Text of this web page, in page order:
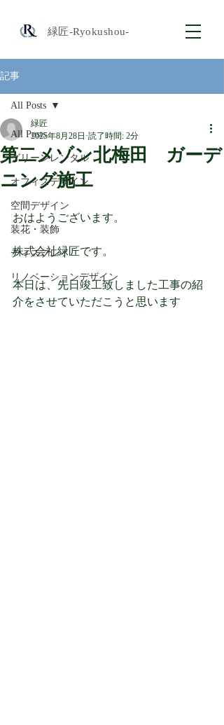
​緑匠-Ryokushou-
記事
All Posts
グリーンレンタル
オフィスデザイン
空間デザイン
装花・装飾
ディスプレイ
リノベーションデザイン
All Posts
第二メゾン北梅田 ガーデ
ニング施工
緑匠
2025年8月28日 読了時間: 2分
おはようございます。
株式会社緑匠です。
本日は、先日竣工致しました工事の紹
介をさせていただこうと思います